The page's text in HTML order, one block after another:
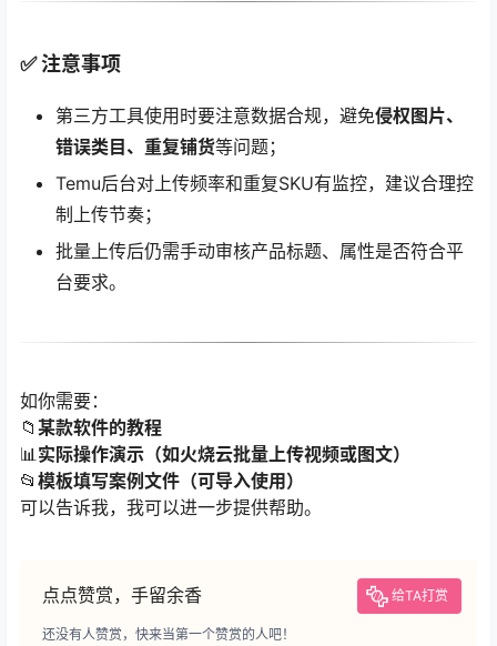
✅ 注意事项
第三方工具使用时要注意数据合规，避免侵权图片、
错误类目、重复铺货等问题；
Temu后台对上传频率和重复SKU有监控，建议合理控
制上传节奏；
批量上传后仍需手动审核产品标题、属性是否符合平
台要求。
如你需要：
📁 某款软件的教程
📊 实际操作演示（如火烧云批量上传视频或图文）
📂 模板填写案例文件（可导入使用）
可以告诉我，我可以进一步提供帮助。
点点赞赏，手留余香 给TA打赏
还没有人赞赏，快来当第一个赞赏的人吧！